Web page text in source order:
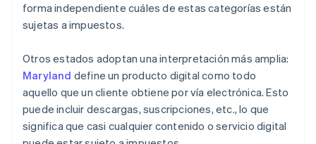
forma independiente cuáles de estas categorías están
sujetas a impuestos.
Otros estados adoptan una interpretación más amplia:
Maryland define un producto digital como todo
aquello que un cliente obtiene por vía electrónica. Esto
puede incluir descargas, suscripciones, etc., lo que
significa que casi cualquier contenido o servicio digital